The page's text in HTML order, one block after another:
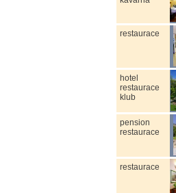
restaurace
hotel
restaurace
klub
pension
restaurace
restaurace